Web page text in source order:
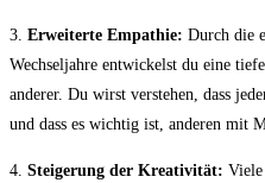
3. Erweiterte Empathie: Durch die
Wechseljahre entwickelst du eine
anderer. Du wirst verstehen, dass
und dass es wichtig ist, anderen mit
4. Steigerung der Kreativität: Viele